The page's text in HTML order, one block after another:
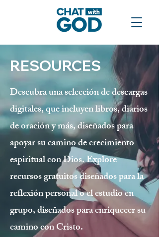
RESOURCES
Descubra una selección de descargas
digitales, que incluyen libros, diarios
de oración y más, diseñados para
apoyar su camino de crecimiento
espiritual con Dios. Explore
recursos gratuitos diseñados para la
reflexión personal o el estudio en
grupo, diseñados para enriquecer su
camino con Cristo.